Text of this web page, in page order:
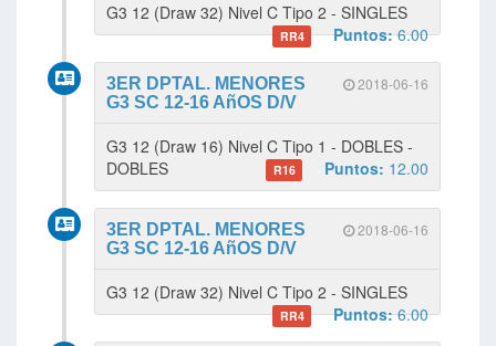
G3 12 (Draw 32) Nivel C Tipo 2 - SINGLES
RR4 Puntos:6.00
2018-06-16
3ER DPTAL. MENORES
G3 SC 12-16 AñOS D/V
G3 12 (Draw 16) Nivel C Tipo 1 - DOBLES -
DOBLES
R16 Puntos: 12.00
2018-06-16
3ER DPTAL. MENORES
G3 SC 12-16 AñOS D/V
G3 12 (Draw 32) Nivel C Tipo 2 - SINGLES
RR4 Puntos:6.00